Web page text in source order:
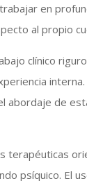
en
al propio
clínico
abordaje de
terapéuticas
psíquico. El